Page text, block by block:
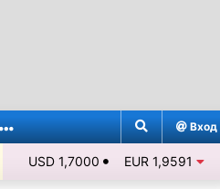
Вход
USD 1,7000 EUR 1,9591